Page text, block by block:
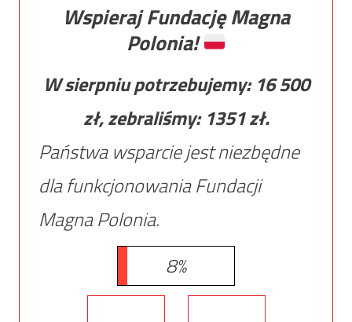
Wspieraj Fundację Magna
Polonia!
W sierpniu potrzebujemy: 16 500
zł, zebraliśmy: 1351zł.
Państwa wsparcie jest niezbędne
dla funkcjonowania Fundacji
Magna Polonia.
8%